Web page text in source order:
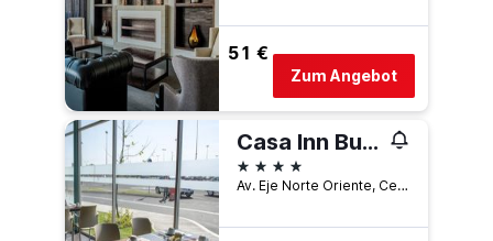
51 €
Zum Angebot
Casa Inn Business Hotel Celaya Galerías
4 Sterne
Av. Eje Norte Oriente, Celaya, Guanajuato, Mexiko